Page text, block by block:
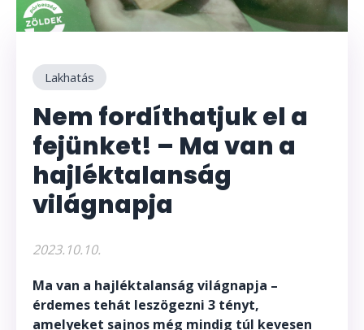
Lakhatás
Nem fordíthatjuk el a
fejünket! – Ma van a
hajléktalanság
világnapja
2023.10.10.
Ma van a hajléktalanság világnapja –
érdemes tehát leszögezni 3 tényt,
amelyeket sajnos még mindig túl kevesen